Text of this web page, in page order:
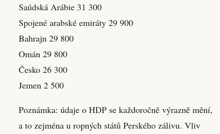
Saúdská Arábie 31 300
Spojené arabské emiráty 29 900
Bahrajn 29 800
Omán 29 800
Česko 26 300
Jemen 2 500
Poznámka: údaje o HDP se každoročně výrazně mění,
a to zejména u ropných států Perského zálivu. Vliv